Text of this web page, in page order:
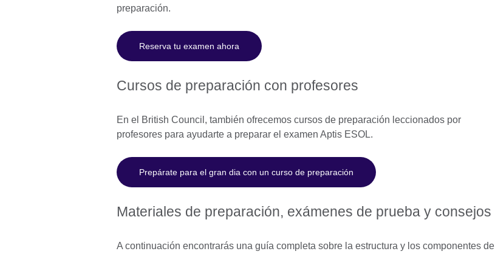
preparación.
Reserva tu examen ahora
Cursos de preparación con profesores
En el British Council, también ofrecemos cursos de preparación leccionados por
profesores para ayudarte a preparar el examen Aptis ESOL.
Prepárate para el gran dia con un curso de preparación
Materiales de preparación, exámenes de prueba y consejos
A continuación encontrarás una guía completa sobre la estructura y los componentes de